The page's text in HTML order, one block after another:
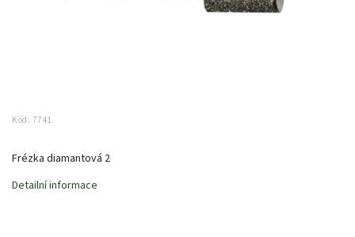
Kód: 7741
Frézka diamantová 2
Detailní informace